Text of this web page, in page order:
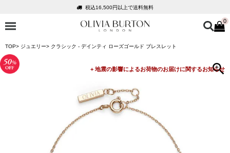
税込16,500円以上で送料無料
会員登録で1,000円分のポイントプレゼント
税込16,500円以上で送料無料
公式パッケージでお届け
0
TOP ジュエリー クラシック - デインティ ローズゴールド ブレスレット